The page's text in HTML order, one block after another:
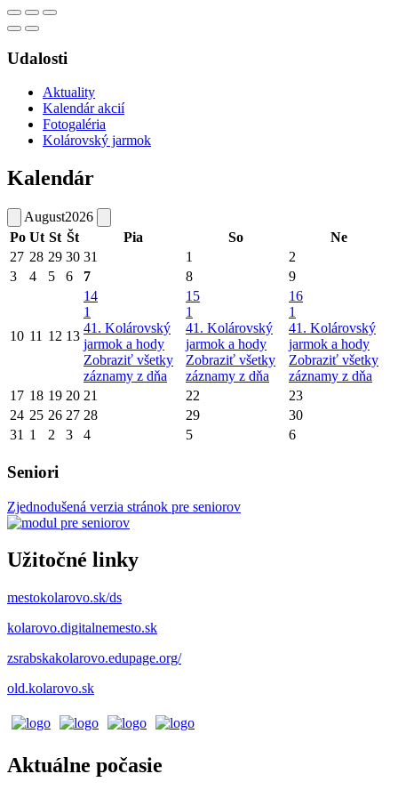
Udalosti
Aktuality
Kalendár akcií
Fotogaléria
Kolárovský jarmok
Kalendár
August2026
Po Ut St Št Pia So
Ne
27 28 29 30 31 1
2
3
4 5 6 7 8 9
10 11 12 13
14
1
41. Kolárovský
jarmok a hody
Zobraziť všetky
záznamy z dňa
15
1
41. Kolárovský
jarmok a hody
Zobraziť všetky
záznamy z dňa
16
1
41. Kolárovský
jarmok a hody
Zobraziť všetky
záznamy z dňa
17 18 19 20 21 22
23
24 25 26 27 28 29
30
31 1 2 3 4 5 6
Seniori
Zjednodušená verzia stránok pre seniorov
Užitočné linky
mestokolarovo.sk/ds
kolarovo.digitalnemesto.sk
zsrabskakolarovo.edupage.org/
old.kolarovo.sk
Aktuálne počasie